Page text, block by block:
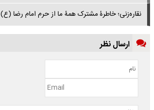
نقاره‌زنی؛ خاطرۀ مشترک همۀ ما از حرم امام رضا (ع)
ارسال نظر